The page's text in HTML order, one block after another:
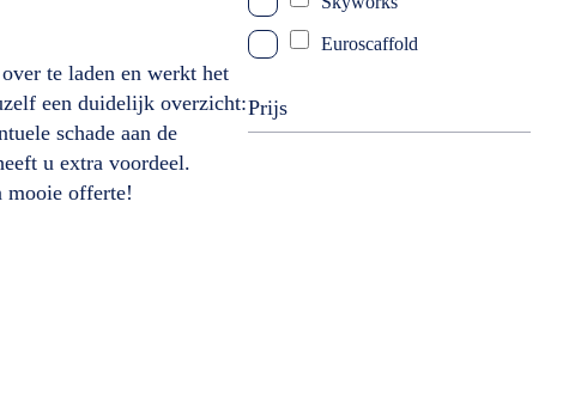
te laden en werkt het
een duidelijk overzicht:
schade aan de
u extra voordeel.
mooie offerte!
Euroscaffold
Prijs